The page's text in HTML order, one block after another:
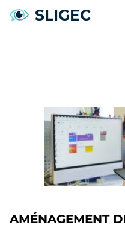
SLIGEC
AMÉNAGEMENT